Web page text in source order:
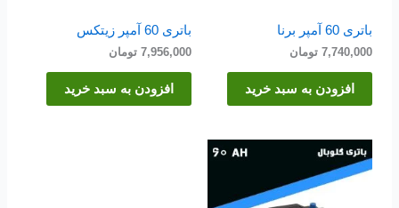
باتری 60 آمپر برنا
7,740,000 تومان
افزودن به سبد خرید
باتری 60 آمپر زیتکس
7,956,000 تومان
افزودن به سبد خرید